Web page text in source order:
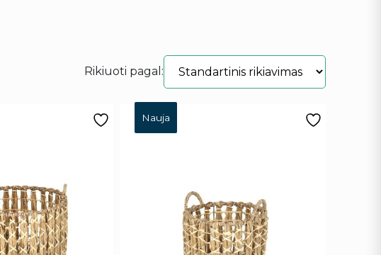
Rikiuoti pagal:
Nauja